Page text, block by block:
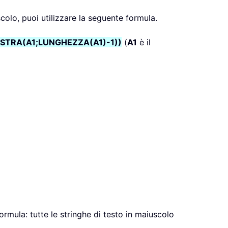
puoi utilizzare la seguente formula.
1)) (A1 è il
tutte le stringhe di testo in maiuscolo